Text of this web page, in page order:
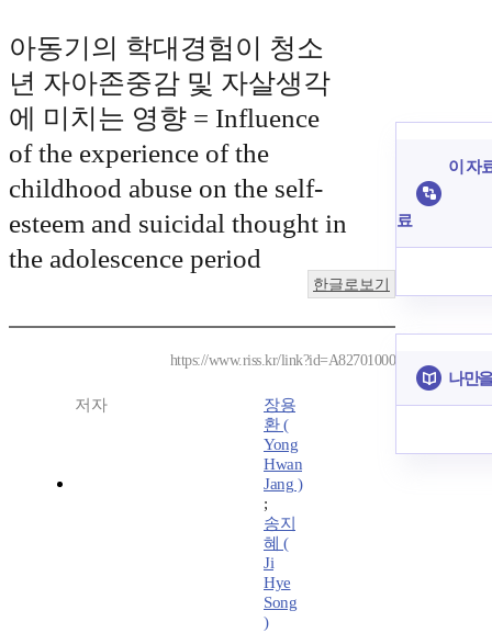
아동기의 학대경험이 청소
년 자아존중감 및 자살생각
에 미치는 영향 = Influence
of the experience of the
childhood abuse on the self-
esteem and suicidal thought in
the adolescence period
한글로보기
https://www.riss.kr/link?id=A82701000
저자
장용
환 (
Yong
Hwan
Jang )
;
송지
혜 (
Ji
Hye
Song
)
이 자
료
나만